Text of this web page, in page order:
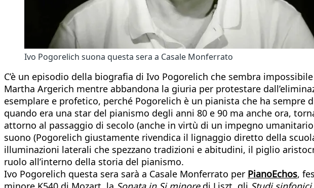
Ivo Pogorelich suona questa sera a Casale Monferrato
C’è un episodio della biografia di Ivo Pogorelich che sembra
Martha Argerich mentre abbandona la giuria per protestare
esemplare e profetico, perché Pogorelich è un pianista che ha
quando era una star del pianismo degli anni 80 e 90 ma anche ora,
attorno al passaggio di secolo (anche in virtù di un impegno
suono (Pogorelich giustamente rivendica il lignaggio diretto della
illuminazioni laterali che spezzano tradizioni e abitudini, il piglio
ruolo all’interno della storia del pianismo.
Ivo Pogorelich questa sera sarà a Casale Monferrato per PianoEchos,